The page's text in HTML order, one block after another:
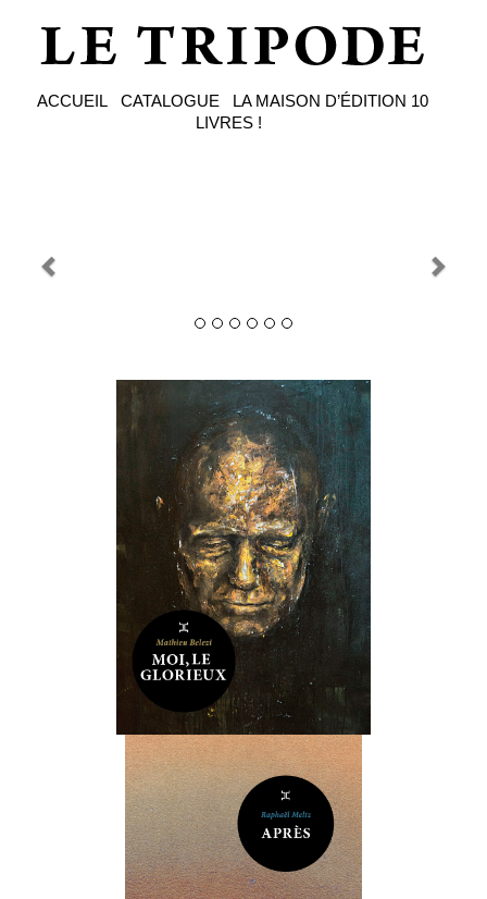
ACCUEIL CATALOGUE LA MAISON D’ÉDITION 10
LIVRES !